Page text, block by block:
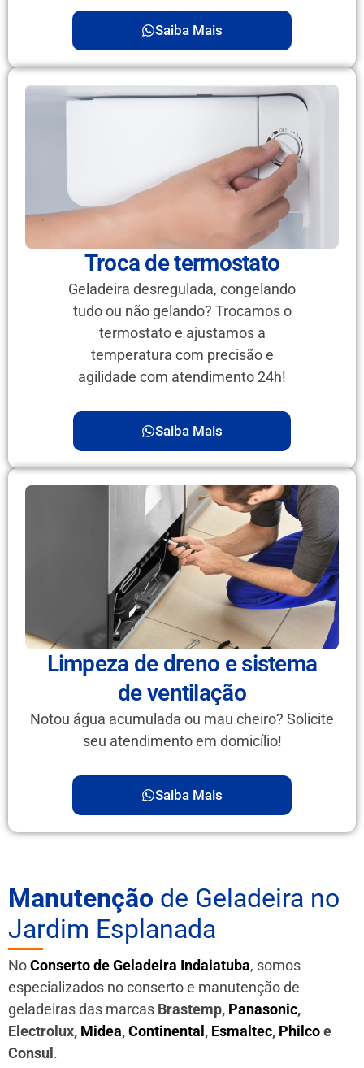
Saiba Mais
Troca de termostato
Geladeira desregulada, congelando
tudo ou não gelando? Trocamos o
termostato e ajustamos a
temperatura com precisão e
agilidade com atendimento 24h!
Saiba Mais
Limpeza de dreno e sistema
de ventilação
Notou água acumulada ou mau cheiro? Solicite
seu atendimento em domicílio!
Saiba Mais
Manutenção de Geladeira no
Jardim Esplanada
NoConserto de Geladeira Indaiatuba, somos
especializados no conserto e manutenção de
geladeiras das marcas Brastemp, Panasonic,
Electrolux, Midea,Continental, Esmaltec, Philcoe
Consul.